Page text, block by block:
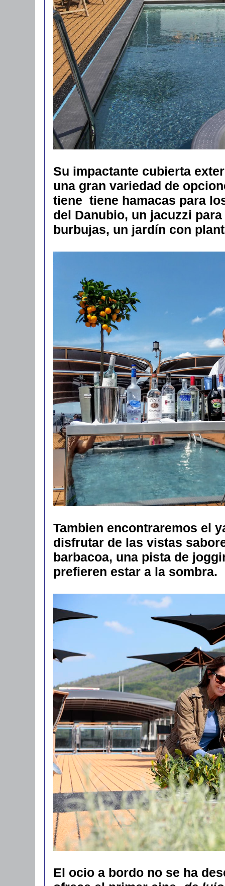
Su impactante cubierta
una gran variedad de
tiene tiene hamacas para
del Danubio, un jacuzzi
burbujas, un jardín con
Tambien encontraremos el
disfrutar de las vistas
barbacoa, una pista de
prefieren estar a la sombra.
El ocio a bordo no se ha